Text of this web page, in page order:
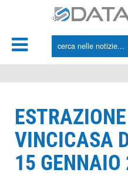
VINCICASA
15